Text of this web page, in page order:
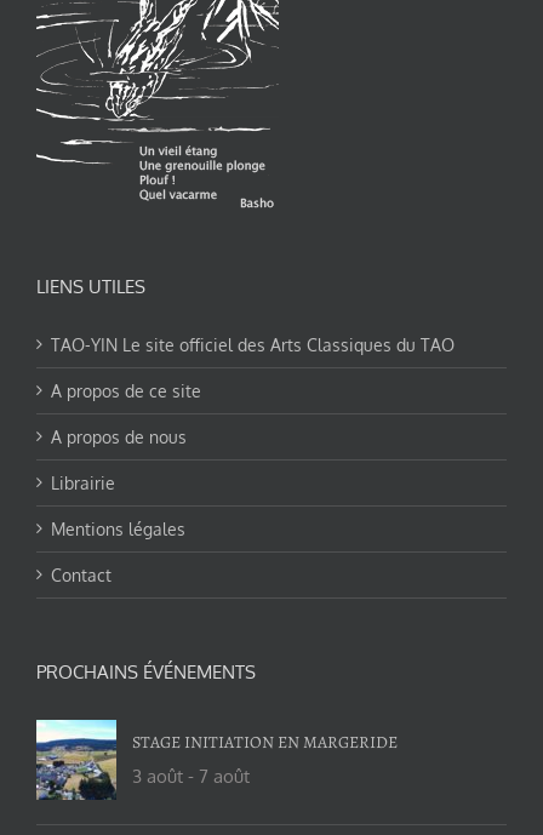
LIENS UTILES
TAO-YIN Le site officiel des Arts Classiques du TAO
A propos de ce site
A propos de nous
Librairie
Mentions légales
Contact
PROCHAINS ÉVÉNEMENTS
STAGE INITIATION EN MARGERIDE
3 août - 7 août